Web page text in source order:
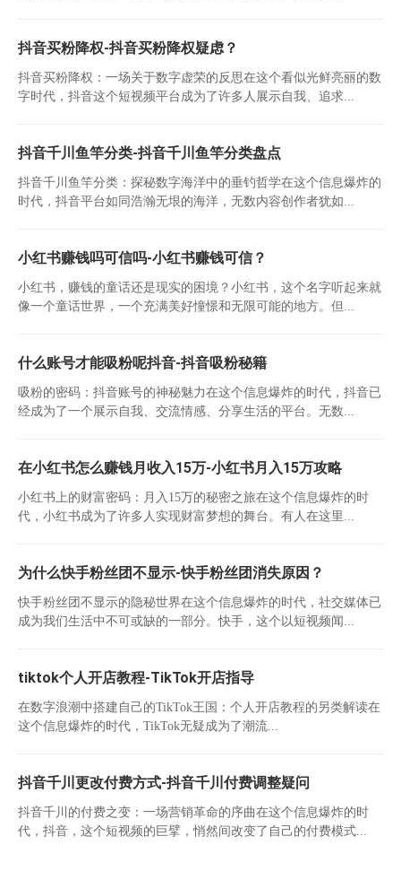
抖音买粉降权-抖音买粉降权疑虑？
抖音买粉降权：一场关于数字虚荣的反思在这个看似光鲜亮丽的数
字时代，抖音这个短视频平台成为了许多人展示自我、追求...
抖音千川鱼竿分类-抖音千川鱼竿分类盘点
抖音千川鱼竿分类：探秘数字海洋中的垂钓哲学在这个信息爆炸的
时代，抖音平台如同浩瀚无垠的海洋，无数内容创作者犹如...
小红书赚钱吗可信吗-小红书赚钱可信？
小红书，赚钱的童话还是现实的困境？小红书，这个名字听起来就
像一个童话世界，一个充满美好憧憬和无限可能的地方。但...
什么账号才能吸粉呢抖音-抖音吸粉秘籍
吸粉的密码：抖音账号的神秘魅力在这个信息爆炸的时代，抖音已
经成为了一个展示自我、交流情感、分享生活的平台。无数...
在小红书怎么赚钱月收入15万-小红书月入15万攻略
小红书上的财富密码：月入15万的秘密之旅在这个信息爆炸的时
代，小红书成为了许多人实现财富梦想的舞台。有人在这里...
为什么快手粉丝团不显示-快手粉丝团消失原因？
快手粉丝团不显示的隐秘世界在这个信息爆炸的时代，社交媒体已
成为我们生活中不可或缺的一部分。快手，这个以短视频闻...
tiktok个人开店教程-TikTok开店指导
在数字浪潮中搭建自己的TikTok王国：个人开店教程的另类解读在
这个信息爆炸的时代，TikTok无疑成为了潮流...
抖音千川更改付费方式-抖音千川付费调整疑问
抖音千川的付费之变：一场营销革命的序曲在这个信息爆炸的时
代，抖音，这个短视频的巨擘，悄然间改变了自己的付费模式...